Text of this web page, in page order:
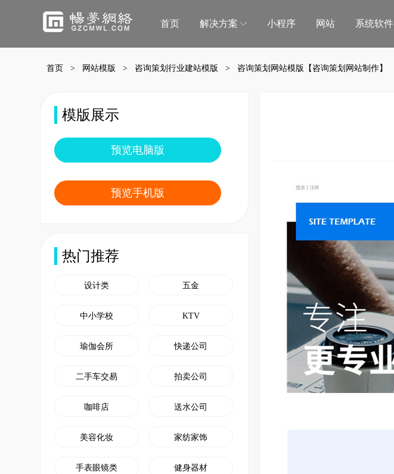
首页 解决方案
门店解决方案
微信小程序商城
移动电商拼团分销砍价秒杀一样都不能少
蛋糕店门店小程序
便利店小程序
水果门店开拓线上营销利器
房产中介门店小程序
装修公司小程序 微信朋友圈、抖音推广
小程序结合朋友圈广告开展营销推广
大转盘、刮刮乐、砸金蛋、九宫格等
NEW
写软文，软文发布，全网推广
小程序 网站 系统软件
首页 > 网站模版 > 咨询策划行业建站模版 > 咨询策划网站模版【咨询策划网站制作】
模版展示
预览电脑版
预览手机版
热门推荐
设计类 五金
中小学校 KTV
瑜伽会所 快递公司
二手车交易 拍卖公司
咖啡店 送水公司
美容化妆 家纺家饰
手表眼镜类 健身器材